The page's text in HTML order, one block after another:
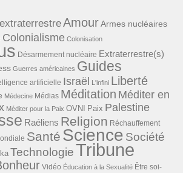
AmourArmes nucléaires
Colonialisme Colonisation
Désarmement nucléaire Extraterrestre(s)
Guerres américaines Guides
artificielle Israël L'infini Liberté
Médecine Médias Méditation Méditer en
Méditer pour la Paix OVNI Paix Palestine
Raéliens Religion Réchauffement
Santé Science Société
TechnologieTribune
Vidéo Éducation à la Sexualité Être soi-